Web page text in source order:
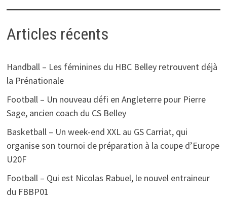
Articles récents
Handball – Les féminines du HBC Belley retrouvent déjà
la Prénationale
Football – Un nouveau défi en Angleterre pour Pierre
Sage, ancien coach du CS Belley
Basketball – Un week-end XXL au GS Carriat, qui
organise son tournoi de préparation à la coupe d’Europe
U20F
Football – Qui est Nicolas Rabuel, le nouvel entraineur
du FBBP01